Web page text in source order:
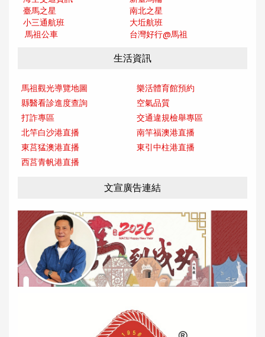
臺馬之星
南北之星
小三通航班
大坵航班
馬祖公車
台灣好行@馬祖
生活資訊
馬祖觀光導覽地圖
樂活體育館預約
縣醫看診進度查詢
空氣品質
打詐專區
交通違規檢舉專區
北竿白沙港直播
南竿福澳港直播
東莒猛澳港直播
東引中柱港直播
西莒青帆港直播
文宣廣告連結